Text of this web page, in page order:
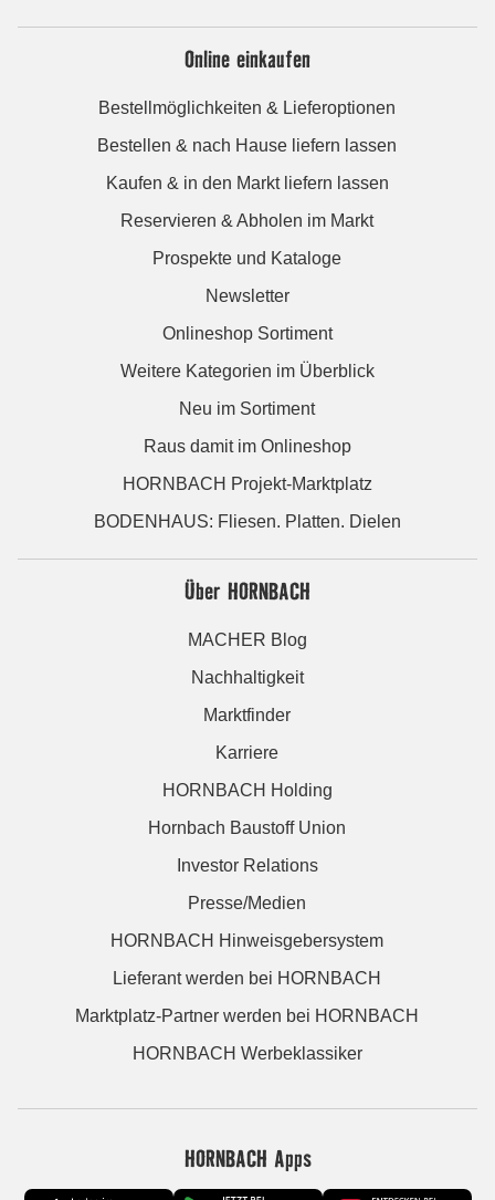
Online einkaufen
Bestellmöglichkeiten & Lieferoptionen
Bestellen & nach Hause liefern lassen
Kaufen & in den Markt liefern lassen
Reservieren & Abholen im Markt
Prospekte und Kataloge
Newsletter
Onlineshop Sortiment
Weitere Kategorien im Überblick
Neu im Sortiment
Raus damit im Onlineshop
HORNBACH Projekt-Marktplatz
BODENHAUS: Fliesen. Platten. Dielen
Über HORNBACH
MACHER Blog
Nachhaltigkeit
Marktfinder
Karriere
HORNBACH Holding
Hornbach Baustoff Union
Investor Relations
Presse/Medien
HORNBACH Hinweisgebersystem
Lieferant werden bei HORNBACH
Marktplatz-Partner werden bei HORNBACH
HORNBACH Werbeklassiker
HORNBACH Apps